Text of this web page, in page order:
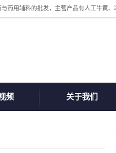
频 关于我们